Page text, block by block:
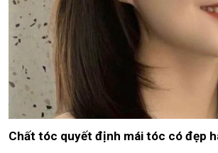
Chất tóc quyết định mái tóc có đẹp